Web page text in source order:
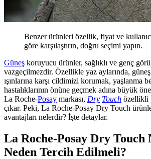
Benzer ürünleri özellik, fiyat ve
göre karşılaştırın, doğru seçimi yapın.
Güneş koruyucu ürünler, sağlıklı ve genç
vazgeçilmezdir. Özellikle yaz aylarında,
ışınlarına karşı cildimizi korumak, yaşlanma
hastalıklarının önüne geçmek adına büyük
La Roche-Posay markası, Dry Touch özellikli
çıkar. Peki, La Roche-Posay Dry Touch
avantajları nelerdir? İşte detaylar.
La Roche-Posay Dry Touch
Neden Tercih Edilmeli?